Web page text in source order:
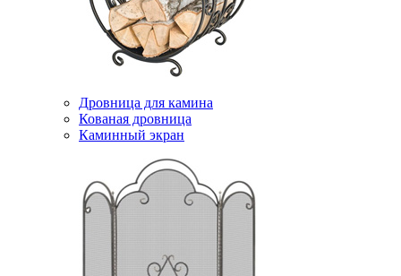
Дровница для камина
Кованая дровница
Каминный экран